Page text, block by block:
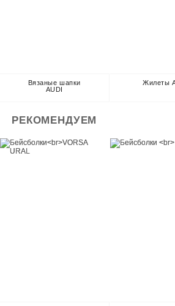
Вязаные шапки
AUDI
Жилеты
РЕКОМЕНДУЕМ